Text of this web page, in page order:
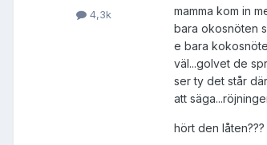
4,3k
mamma kom in
bara okosnöten
e bara
väl...golvet de
ser ty det står där
att
hört den låten???